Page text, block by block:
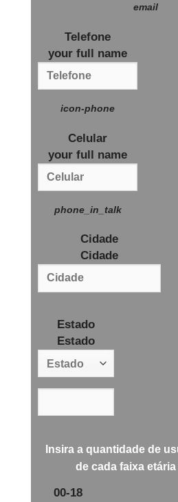
email
Telefone
your full name
icon-phone
Celular
your full name
phone_in_talk
Cidade
Cidade
Estado
Estado
Insira a quantidade de
de cada faixa etária
00-18